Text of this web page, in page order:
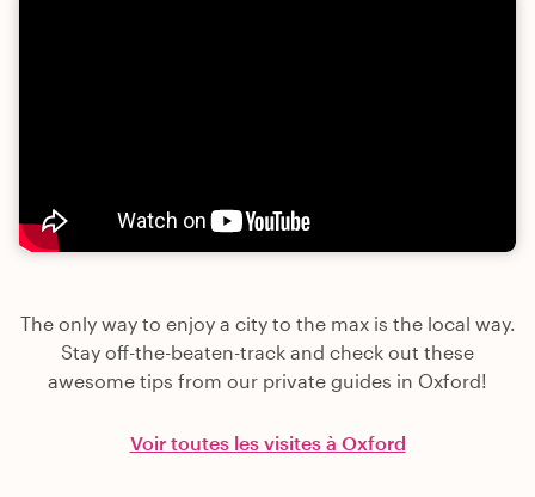
The only way to enjoy a city to the max is the local way.
Stay off-the-beaten-track and check out these
awesome tips from our private guides in Oxford!
Voir toutes les visites à Oxford